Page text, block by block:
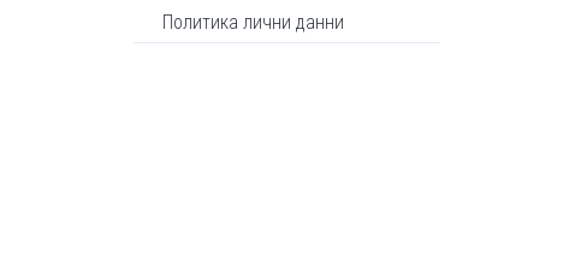
Политика лични данни